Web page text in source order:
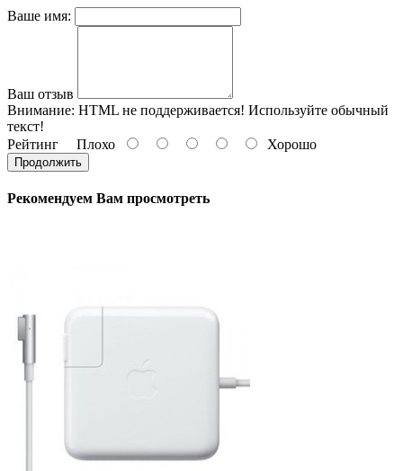
Ваше имя:
Ваш отзыв
Внимание: HTML не поддерживается! Используйте обычный
текст!
Рейтинг Плохо Хорошо
Продолжить
Рекомендуем Вам просмотреть